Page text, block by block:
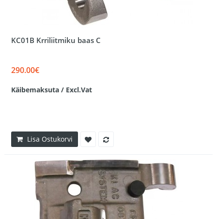
KC01B Krriliitmiku baas C
290.00€
Käibemaksuta / Excl.Vat
Lisa Ostukorvi